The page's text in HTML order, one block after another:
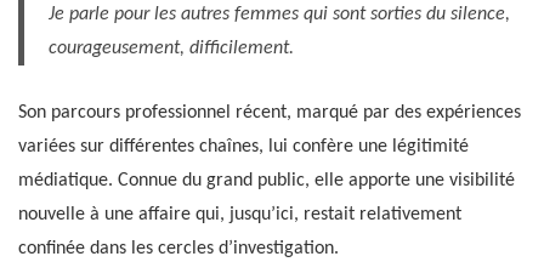
Je parle pour les autres femmes qui sont sorties du silence,
courageusement, difficilement.
Son parcours professionnel récent, marqué par des expériences
variées sur différentes chaînes, lui confère une légitimité
médiatique. Connue du grand public, elle apporte une visibilité
nouvelle à une affaire qui, jusqu’ici, restait relativement
confinée dans les cercles d’investigation.